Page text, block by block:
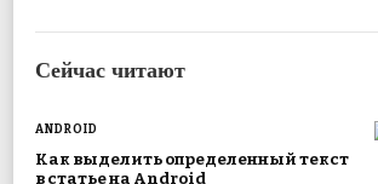
Сейчас читают
ANDROID
Как выделить определенный текст
в статье на Android